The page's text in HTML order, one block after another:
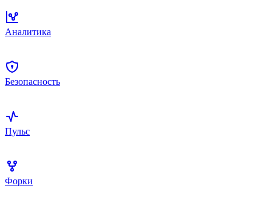
Аналитика
Безопасность
Пульс
Форки